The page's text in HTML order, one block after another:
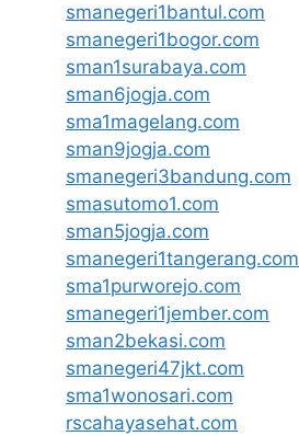
smanegeri1bantul.com
smanegeri1bogor.com
sman1surabaya.com
sman6jogja.com
sma1magelang.com
sman9jogja.com
smanegeri3bandung.com
smasutomo1.com
sman5jogja.com
smanegeri1tangerang.com
sma1purworejo.com
smanegeri1jember.com
sman2bekasi.com
smanegeri47jkt.com
sma1wonosari.com
rscahayasehat.com